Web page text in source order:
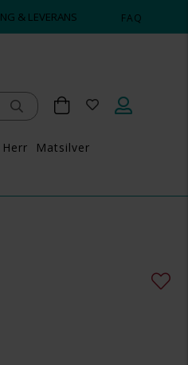
& LEVERANS FAQ
Herr
Matsilver